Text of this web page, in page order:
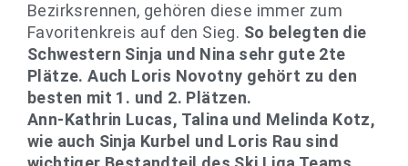
Bezirksrennen, gehören diese immer zum
Favoritenkreis auf den Sieg. So belegten die
Schwestern Sinja und Nina sehr gute 2te
Plätze. Auch Loris Novotny gehört zu den
besten mit 1. und 2. Plätzen.
Ann-Kathrin Lucas, Talina und Melinda Kotz,
wie auch Sinja Kurbel und Loris Rau sind